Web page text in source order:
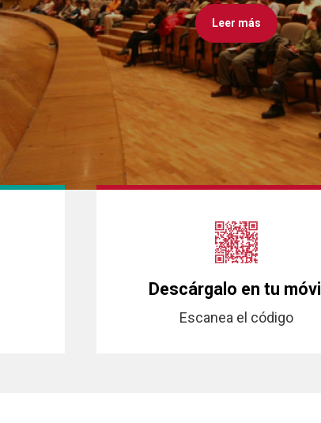
Leer más
Leer más
Leer más
Descárgalo en tu móvil
Escanea el código